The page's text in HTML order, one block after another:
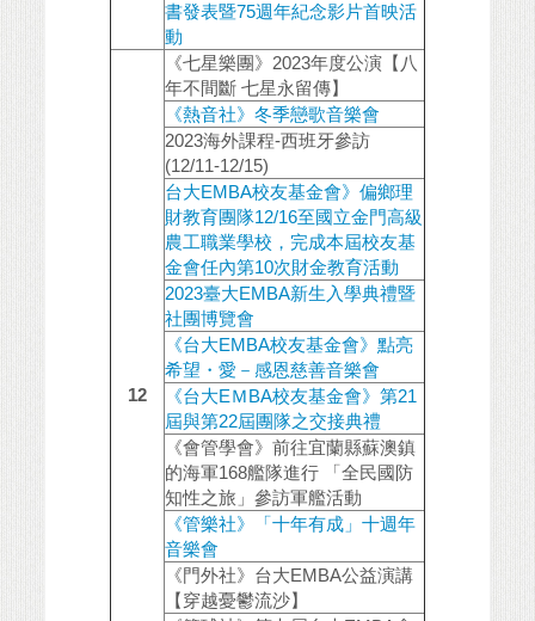
書發表暨75週年紀念影片首映活
動
12
《七星樂團》2023年度公演【八
年不間斷 七星永留傳】
《熱音社》冬季戀歌音樂會
2023海外課程-西班牙參訪
(12/11-12/15)
台大EMBA校友基金會》偏鄉理
財教育團隊12/16至國立金門高級
農工職業學校，完成本屆校友基
金會任內第10次財金教育活動
2023臺大EMBA新生入學典禮暨
社團博覽會
《台大EMBA校友基金會》點亮
希望・愛－感恩慈善音樂會
《台大EＭBA校友基金會》第21
屆與第22屆團隊之交接典禮
《會管學會》前往宜蘭縣蘇澳鎮
的海軍168艦隊進行 「全民國防
知性之旅」參訪軍艦活動
《管樂社》「十年有成」十週年
音樂會
《門外社》台大EMBA公益演講
【穿越憂鬱流沙】